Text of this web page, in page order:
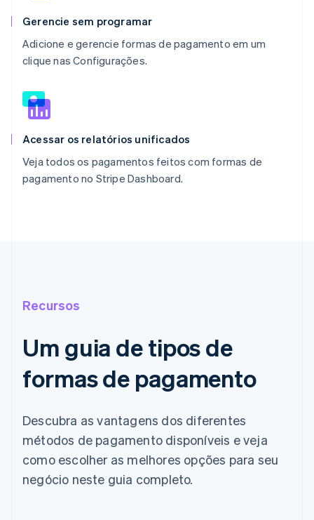
Gerencie sem programar
Adicione e gerencie formas de pagamento em um
clique nas Configurações.
Acessar os relatórios unificados
Veja todos os pagamentos feitos com formas de
pagamento no Stripe Dashboard.
Recursos
Um guia de tipos de
formas de pagamento
Descubra as vantagens dos diferentes
métodos de pagamento disponíveis e veja
como escolher as melhores opções para seu
negócio neste guia completo.